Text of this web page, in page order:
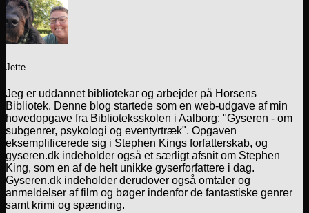
Jette
Jeg er uddannet bibliotekar og arbejder på Horsens
Bibliotek. Denne blog startede som en web-udgave af min
hovedopgave fra Biblioteksskolen i Aalborg: "Gyseren - om
subgenrer, psykologi og eventyrtræk". Opgaven
eksemplificerede sig i Stephen Kings forfatterskab, og
gyseren.dk indeholder også et særligt afsnit om Stephen
King, som en af de helt unikke gyserforfattere i dag.
Gyseren.dk indeholder derudover også omtaler og
anmeldelser af film og bøger indenfor de fantastiske genrer
samt krimi og spænding.